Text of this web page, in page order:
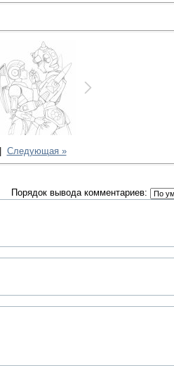
Следующая »
Порядок вывода комментариев: